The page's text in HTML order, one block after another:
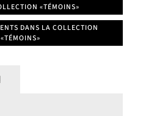
«TÉMOINS»
DANS LA COLLECTION
«TÉMOINS»